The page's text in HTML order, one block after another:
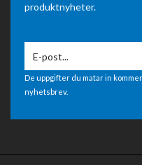
produktnyheter.
De uppgifter du matar in
nyhetsbrev.